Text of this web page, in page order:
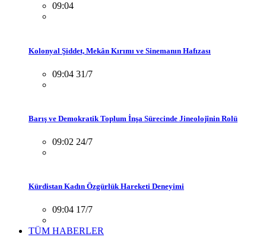
09:04
Kolonyal Şiddet, Mekân Kırımı ve Sinemanın Hafızası
09:04 31/7
Barış ve Demokratik Toplum İnşa Sürecinde Jineolojînin Rolü
09:02 24/7
Kürdistan Kadın Özgürlük Hareketi Deneyimi
09:04 17/7
TÜM HABERLER